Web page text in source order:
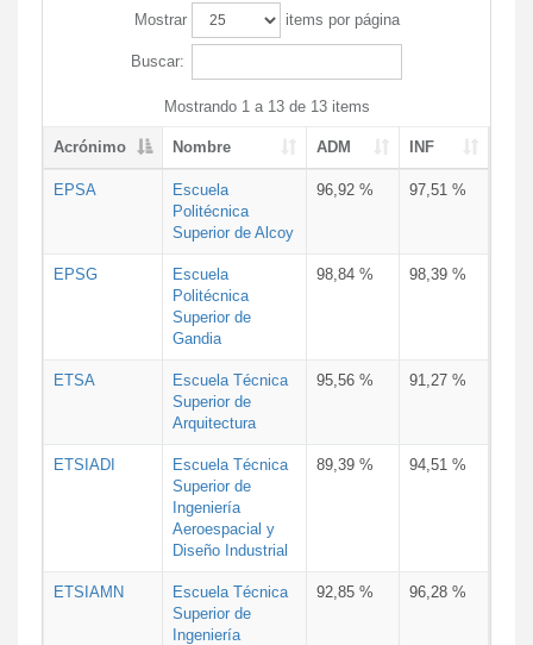
Mostrar items por página
Buscar:
Mostrando 1 a 13 de 13 items
Acrónimo Nombre ADM INF
EPSA
Escuela
Politécnica
Superior de Alcoy
96,92 % 97,51 %
EPSG
Escuela
Politécnica
Superior de
Gandia
98,84 % 98,39 %
ETSA
Escuela Técnica
Superior de
Arquitectura
95,56 % 91,27 %
ETSIADI
Escuela Técnica
Superior de
Ingeniería
Aeroespacial y
Diseño Industrial
89,39 % 94,51 %
ETSIAMN
Escuela Técnica
Superior de
Ingeniería
92,85 % 96,28 %